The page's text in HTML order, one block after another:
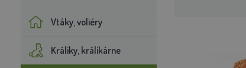
Vtáky, voliéry
Králiky, králikárne